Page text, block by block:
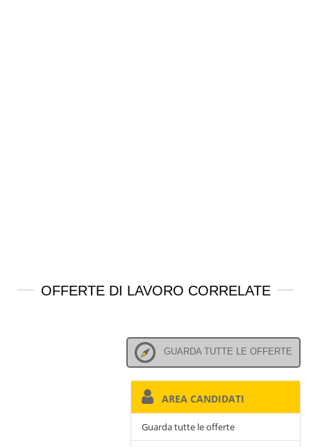
OFFERTE DI LAVORO CORRELATE
GUARDA TUTTE LE OFFERTE
AREA CANDIDATI
Guarda tutte le offerte